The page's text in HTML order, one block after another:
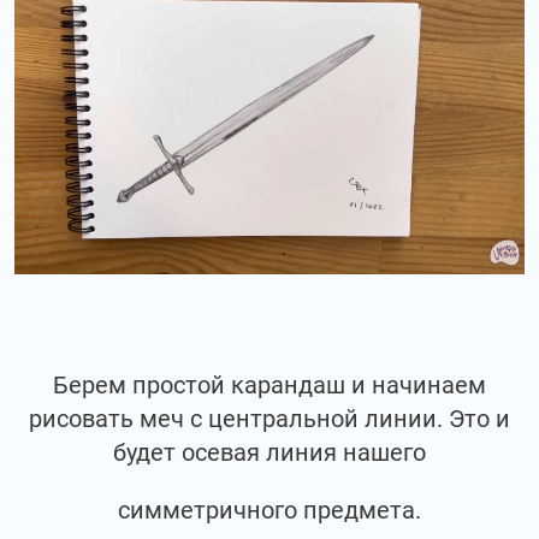
Берем простой карандаш и начинаем
рисовать меч с центральной линии. Это и
будет осевая линия нашего
симметричного предмета.